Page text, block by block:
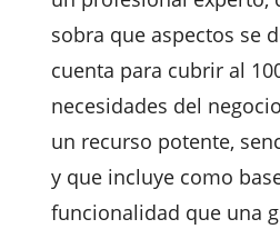
sobra que aspectos se
cuenta para cubrir al
necesidades del
un recurso potente,
y que incluye como
funcionalidad que una